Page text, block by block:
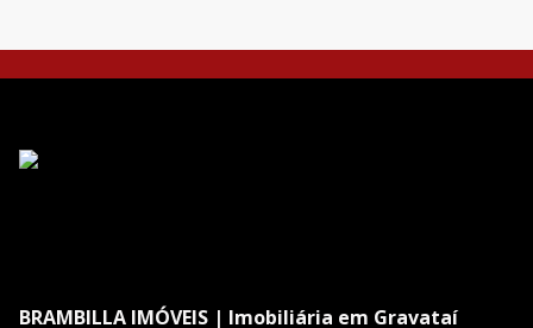
BRAMBILLA IMÓVEIS | Imobiliária em Gravataí